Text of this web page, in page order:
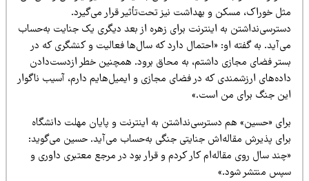
خوراک، مسکن و بهداشت نیز تحت‌تأثیر قرار می‌گیرد.
به اینترنت برای زهره از بعد دیگری یک جنایت به‌حساب
به گفته او: «احتمال دارد که سال‌ها فعالیت و کنشگری که در
فضای مجازی داشتم، به محاق برود. همچنین خطر ازدست‌دادن
ارزشمندی که در فضای مجازی و ایمیل‌هایم دارم، آسیب ناگوار
جنگ برای من است.»
«حسین» هم دسترسی‌نداشتن به اینترنت و پایان مهلت دانشگاه
پذیرش مقاله‌اش جنایتی جنگی به‌حساب می‌آید. حسین می‌گوید:
سال روی مقاله‌ام کار کردم و قرار بود در مرجع معتبری داوری و
منتشر شود.»